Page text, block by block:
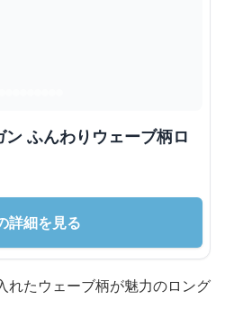
ふんわりウェーブ柄ロ
詳細を見る
れたウェーブ柄が魅力のロング